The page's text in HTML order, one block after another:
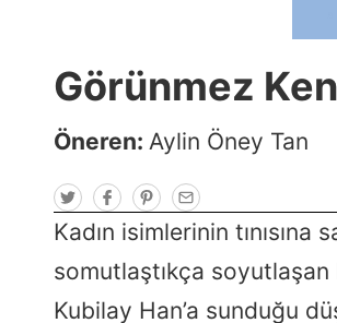
Görünmez
Öneren: Aylin Öney Tan
T
w
i
t
e
F
a
c
e
o
k
P
i
n
t
r
s
t
E
m
a
i
Kadın isimlerinin
somutlaştıkça
Kubilay Han’a sunduğu